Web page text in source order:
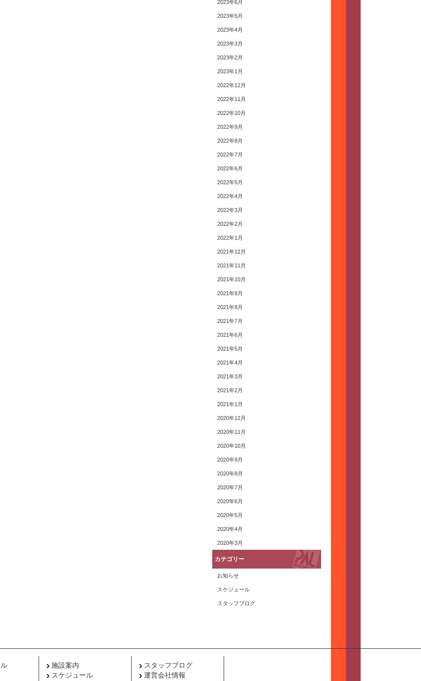
2023年6月
2023年5月
2023年4月
2023年3月
2023年2月
2023年1月
2022年12月
2022年11月
2022年10月
2022年9月
2022年8月
2022年7月
2022年6月
2022年5月
2022年4月
2022年3月
2022年2月
2022年1月
2021年12月
2021年11月
2021年10月
2021年9月
2021年8月
2021年7月
2021年6月
2021年5月
2021年4月
2021年3月
2021年2月
2021年1月
2020年12月
2020年11月
2020年10月
2020年9月
2020年8月
2020年7月
2020年6月
2020年5月
2020年4月
2020年3月
カテゴリー
お知らせ
スケジュール
スタッフブログ
施設案内
スケジュール
スタッフブログ
運営会社情報